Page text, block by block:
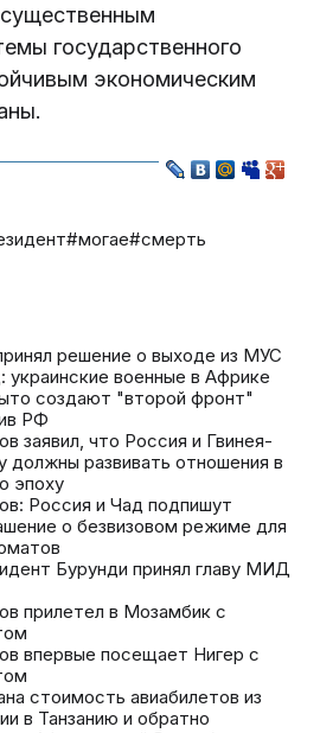
государственного
экономическим
#могае#смерть
решение о выходе из МУС
военные в Африке
создают "второй фронт"
РФ
заявил, что Россия и Гвинея-
должны развивать отношения в
эпоху
Россия и Чад подпишут
о безвизовом режиме для
Бурунди принял главу МИД
прилетел в Мозамбик с
впервые посещает Нигер с
стоимость авиабилетов из
в Танзанию и обратно